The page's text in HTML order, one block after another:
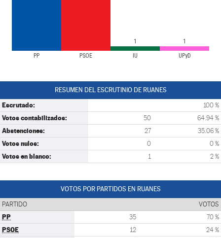
PP PSOE IU UPyD
1 1
RESUMEN DEL ESCRUTINIO DE RUANES
Escrutado: 100 %
Votos contabilizados: 50 64.94 %
Abstenciones: 27 35.06 %
Votos nulos: 0 0 %
Votos en blanco: 1 2 %
VOTOS POR PARTIDOS EN RUANES
PARTIDO VOTOS
PP 35 70 %
PSOE 12 24 %